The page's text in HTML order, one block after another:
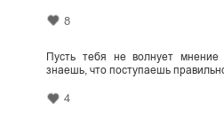
8
Пусть тебя не волнует
знаешь, что поступаешь
4